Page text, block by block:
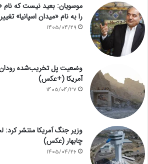
موسویان: بعید نیست که نام
را به نام «میدان اسپانیا»
1405/04/29
وضعیت پل تخریب‌شده
آمریکا (+عکس)
1405/04/27
وزیر جنگ آمریکا منتشر
چابهار (عکس)
1405/04/26